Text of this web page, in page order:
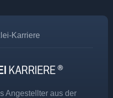
Karriere
Angestellter aus der